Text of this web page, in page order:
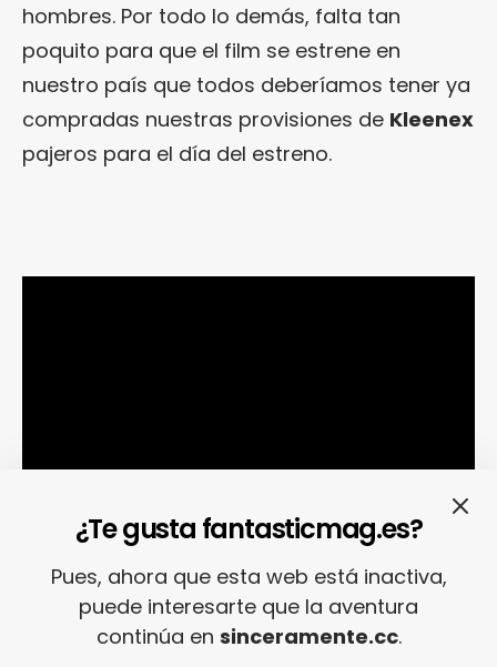
hombres. Por todo lo demás, falta tan
poquito para que el film se estrene en
nuestro país que todos deberíamos tener ya
compradas nuestras provisiones de Kleenex
pajeros para el día del estreno.
3. KINGSMAN: THE SECRET SERVICE. ¿Una
versión gamberra y puesta al día deJames
? ¿Dónde hay que firmar? Porque, a ver,
¿Te gusta fantasticmag.es?
Pues, ahora que esta web está inactiva,
puede interesarte que la aventura
continúa en sinceramente.cc.